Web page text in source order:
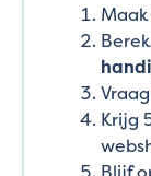
Krijg